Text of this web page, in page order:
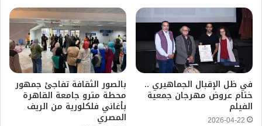
في ظل الإقبال الجماهيري ..
ختام عروض مهرجان جمعية
الفيلم
2026-04-22
بالصور الثقافة تفاجئ جمهور
محطة مترو جامعة القاهرة
بأغاني فلكلورية من الريف
المصري